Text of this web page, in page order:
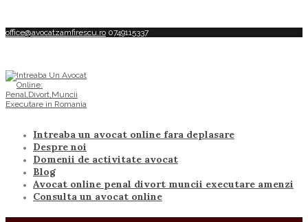
office@avocatzamfirescu.ro 0749115337
Intreaba un avocat online fara deplasare
Despre noi
Domenii de activitate avocat
Blog
Avocat online penal divort muncii executare amenzi
Consulta un avocat online